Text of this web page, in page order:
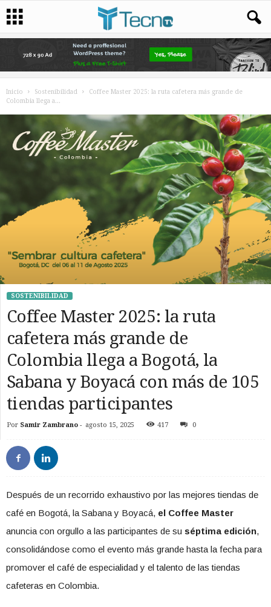
Inicio Sostenibilidad
Coffee Master 2025: la ruta cafetera más grande de
Colombia llega a...
SOSTENIBILIDAD
Coffee Master 2025: la ruta
cafetera más grande de
Colombia llega a Bogotá, la
Sabana y Boyacá con más de 105
tiendas participantes
Por Samir Zambrano - agosto 15, 2025 417 0
Después de un recorrido exhaustivo por las mejores tiendas de
café en Bogotá, la Sabana y Boyacá, el Coffee Master
anuncia con orgullo a las participantes de su séptima edición,
consolidándose como el evento más grande hasta la fecha para
promover el café de especialidad y el talento de las tiendas
cafeteras en Colombia.